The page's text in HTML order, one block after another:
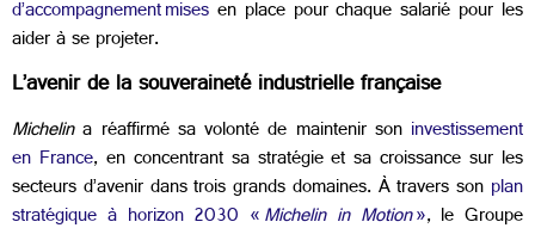
d’accompagnement mises en place pour chaque salarié pour les
aider à se projeter.
L’avenir de la souveraineté industrielle française
Michelina réaffirmé sa volonté de maintenir son investissement
en France, en concentrant sa stratégie et sa croissance sur les
secteurs d’avenir dans trois grands domaines. À travers son plan
stratégique à horizon 2030 «Michelin in Motion», le Groupe